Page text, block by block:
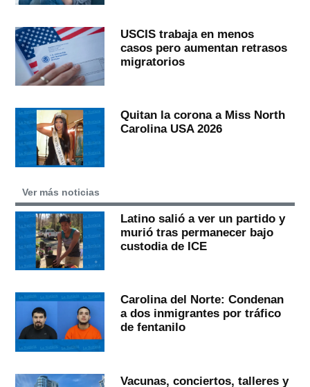
USCIS trabaja en menos
casos pero aumentan retrasos
migratorios
Quitan la corona a Miss North
Carolina USA 2026
Ver más noticias
Latino salió a ver un partido y
murió tras permanecer bajo
custodia de ICE
Carolina del Norte: Condenan
a dos inmigrantes por tráfico
de fentanilo
Vacunas, conciertos, talleres y